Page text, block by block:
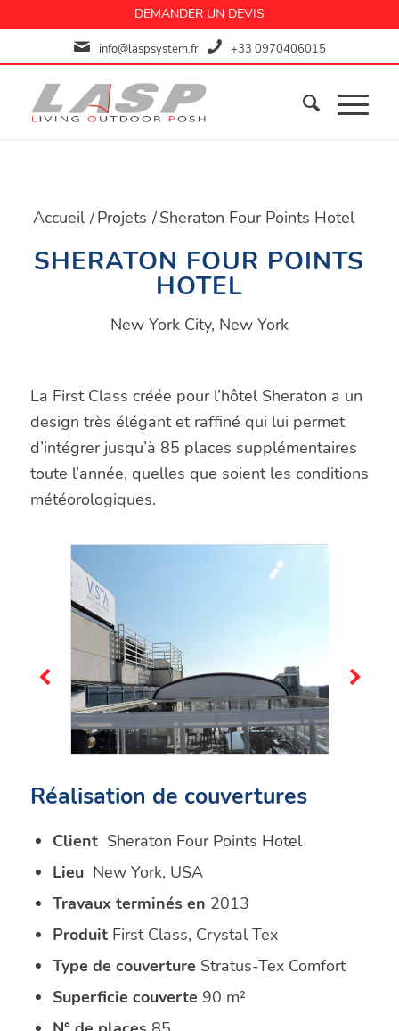
DEMANDER UN DEVIS
info@laspsystem.fr +33 0970406015
Accueil /Projets /Sheraton Four Points Hotel
SHERATON FOUR POINTS
HOTEL
New York City, New York
La First Class créée pour l’hôtel Sheraton a un
design très élégant et raffiné qui lui permet
d’intégrer jusqu’à 85 places supplémentaires
toute l’année, quelles que soient les conditions
météorologiques.
Réalisation de couvertures
Client Sheraton Four Points Hotel
Lieu New York, USA
Travaux terminés en 2013
Produit First Class, Crystal Tex
Type de couverture Stratus-Tex Comfort
Superficie couverte 90 m²